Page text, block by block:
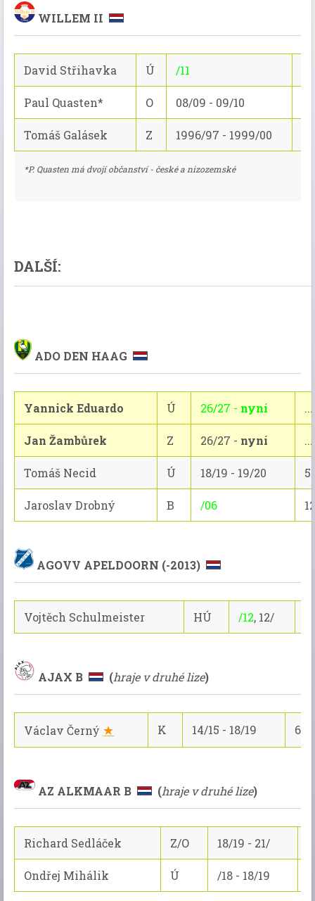
WILLEM II
David Střihavka Ú /11
Paul Quasten* O 08/09 - 09/10
Tomáš Galásek Z 1996/97 - 1999/00
*P. Quasten má dvojí občanství - české a nizozemské
DALŠÍ:
ADO DEN HAAG
Yannick Eduardo Ú 26/27 - nyní ...
Jan Žambůrek Z 26/27 - nyní ...
Tomáš Necid Ú 18/19 - 19/20
Jaroslav Drobný B /06
AGOVV APELDOORN (-2013)
Vojtěch Schulmeister HÚ /12, 12/
AJAX B (hraje v druhé lize)
Václav Černý ★ K 14/15 - 18/19 69/
AZ ALKMAAR B (hraje v druhé lize)
Richard Sedláček Z/O 18/19 - 21/
Ondřej Mihálik Ú /18 - 18/19